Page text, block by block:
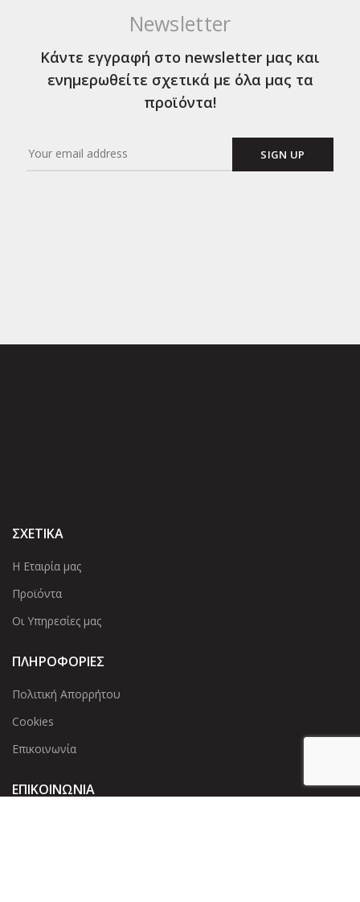
Newsletter
Κάντε εγγραφή στο newsletter μας και
ενημερωθείτε σχετικά με όλα μας τα
προϊόντα!
ΣΧΕΤΙΚΑ
Η Εταιρία μας
Προϊόντα
Οι Υπηρεσίες μας
ΠΛΗΡΟΦΟΡΙΕΣ
Πολιτική Απορρήτου
Cookies
Επικοινωνία
ΕΠΙΚΟΙΝΩΝΊΑ